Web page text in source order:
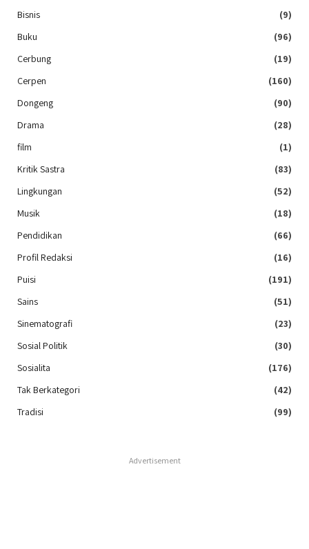
Bisnis
(9)
Buku
(96)
Cerbung
(19)
Cerpen
(160)
Dongeng
(90)
Drama
(28)
film
(1)
Kritik Sastra
(83)
Lingkungan
(52)
Musik
(18)
Pendidikan
(66)
Profil Redaksi
(16)
Puisi
(191)
Sains
(51)
Sinematografi
(23)
Sosial Politik
(30)
Sosialita
(176)
Tak Berkategori
(42)
Tradisi
(99)
Advertisement